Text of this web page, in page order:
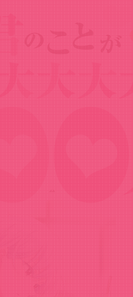
News
ンビジュアルを公開！
の一人、栄逢凪乃とのデートの一
ジュアルを公開しました！